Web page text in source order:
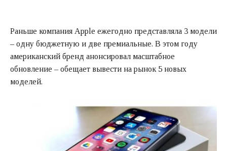
Раньше компания Apple ежегодно представляла 3 модели
– одну бюджетную и две премиальные. В этом году
американский бренд анонсировал масштабное
обновление – обещает вывести на рынок 5 новых
моделей.